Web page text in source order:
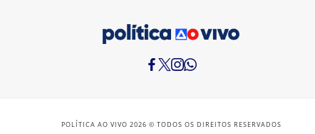
POLÍTICA AO VIVO 2026 © TODOS OS DIREITOS RESERVADOS